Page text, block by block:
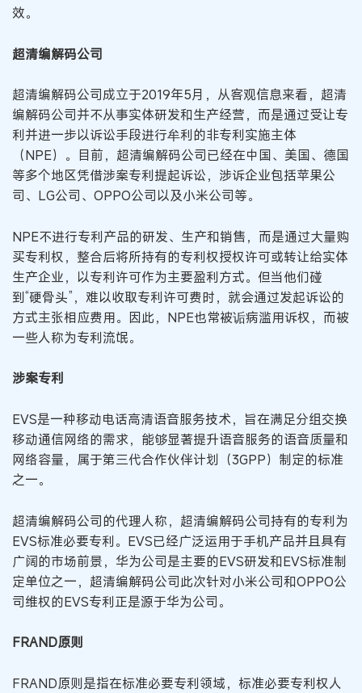
效。
超清编解码公司
超清编解码公司成立于2019年5月，从客观信息来看，超清
编解码公司并不从事实体研发和生产经营，而是通过受让专
利并进一步以诉讼手段进行牟利的非专利实施主体
（NPE）。目前，超清编解码公司已经在中国、美国、德国
等多个地区凭借涉案专利提起诉讼，涉诉企业包括苹果公
司、LG公司、OPPO公司以及小米公司等。
NPE不进行专利产品的研发、生产和销售，而是通过大量购
买专利权，整合后将所持有的专利权授权许可或转让给实体
生产企业，以专利许可作为主要盈利方式。但当他们碰
到“硬骨头”，难以收取专利许可费时，就会通过发起诉讼的
方式主张相应费用。因此，NPE也常被诟病滥用诉权，而被
一些人称为专利流氓。
涉案专利
EVS是一种移动电话高清语音服务技术，旨在满足分组交换
移动通信网络的需求，能够显著提升语音服务的语音质量和
网络容量，属于第三代合作伙伴计划（3GPP）制定的标准
之一。
超清编解码公司的代理人称，超清编解码公司持有的专利为
EVS标准必要专利。EVS已经广泛运用于手机产品并且具有
广阔的市场前景，华为公司是主要的EVS研发和EVS标准制
定单位之一，超清编解码公司此次针对小米公司和OPPO公
司维权的EVS专利正是源于华为公司。
FRAND原则
FRAND原则是指在标准必要专利领域，标准必要专利权人